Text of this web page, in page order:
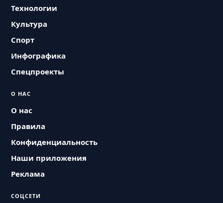
Технологии
Культура
Спорт
Инфографика
Спецпроекты
О НАС
О нас
Правила
Конфиденциальность
Наши приложения
Реклама
СОЦСЕТИ